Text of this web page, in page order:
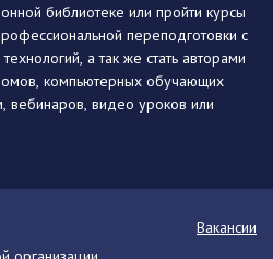
библиотеке или пройти курсы
переподготовки с
а так же стать авторами
компьютерных обучающих
вебинаров, видео уроков или
Вакансии